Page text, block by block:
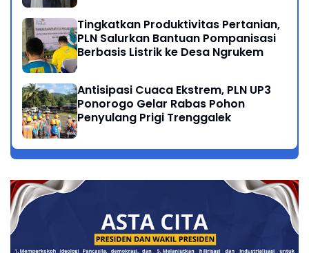
Tingkatkan Produktivitas Pertanian,
PLN Salurkan Bantuan Pompanisasi
Berbasis Listrik ke Desa Ngrukem
Antisipasi Cuaca Ekstrem, PLN UP3
Ponorogo Gelar Rabas Pohon
Penyulang Prigi Trenggalek